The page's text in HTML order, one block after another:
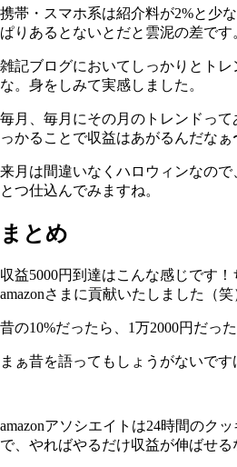
携帯・スマホ系は紹介料が2%と少
ぱりあるとないとだと雲泥の差です
雑記ブログにおいてしっかりとト
な。身をしみて実感しました。
毎月、毎月にその月のトレンドっ
っかることで収益はあがるんだなぁ
来月は間違いなくハロウィンなの
とつ仕込んでみますね。
まとめ
収益5000円到達はこんな感じです！
amazonさまに貢献いたしました（笑
昔の10%だったら、1万2000円だっ
まぁ昔を語ってもしょうがないです
amazonアソシエイトは24時間のク
で、やればやるだけ収益が伸ばせる